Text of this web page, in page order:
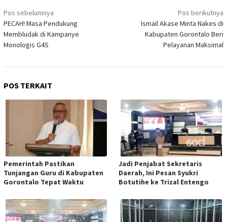
Navigasi
pos
Pos sebelumnya
PECAH! Masa Pendukung
Membludak di Kampanye
Monologis G4S
Pos berikutnya
Ismail Akase Minta Nakes di
Kabupaten Gorontalo Beri
Pelayanan Maksimal
POS TERKAIT
Pemerintah Pastikan
Tunjangan Guru di Kabupaten
Gorontalo Tepat Waktu
Jadi Penjabat Sekretaris
Daerah, Ini Pesan Syukri
Botutihe ke Trizal Entengo